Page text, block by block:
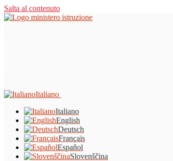
Salta al contenuto
Italiano
Italiano
English
Deutsch
Français
Español
Slovenščina